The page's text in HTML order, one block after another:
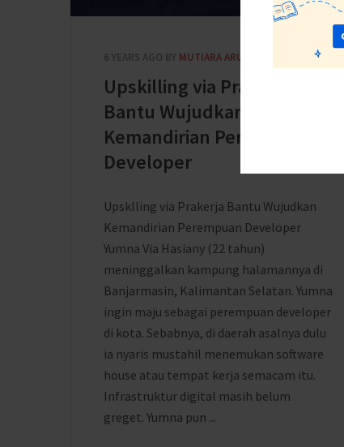
6 YEARS AGO BY MUTIARA ARUMSARI
Upskilling via Prakerja
Bantu Wujudkan
Kemandirian Perempuan
Developer
Upsklling via Prakerja Bantu Wujudkan
Kemandirian Perempuan Developer
Yumna Via Hasiany (22 tahun)
meninggalkan kampung halamannya di
Banjarmasin, Kalimantan Selatan. Yumna
ingin maju sebagai perempuan developer
di kota. Sebabnya, di daerah asalnya dulu
ia nyaris mustahil menemukan software
house atau tempat kerja semacam itu.
Infrastruktur digital masih belum
greget. Yumna pun ...